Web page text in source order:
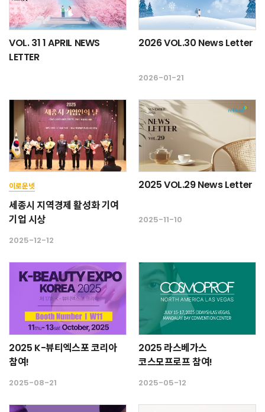
VOL. 31 1 APRIL NEWS
LETTER
2026 VOL.30 News Letter
2026-01-21
이로운넷
세종시 지역경제 활성화 기여
기업 시상
2025-12-12
2025 VOL.29 News Letter
2025-11-10
2025 K-뷰티엑스포 코리아
참여!
2025-08-21
2025 라스베가스
코스모프로프 참여!
2025-05-12